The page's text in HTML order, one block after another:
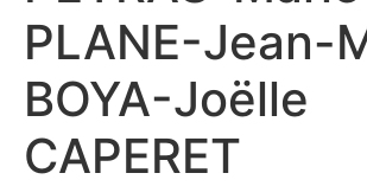
PLANE-Jean-
BOYA-Joëlle
CAPERET